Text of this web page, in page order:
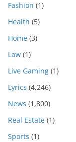
Fashion (1)
Health (5)
Home (3)
Law (1)
Live Gaming (1)
Lyrics (4,246)
News (1,800)
Real Estate (1)
Sports (1)